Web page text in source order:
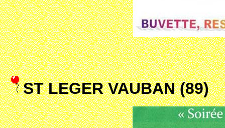
ST LEGER VAUBAN (89)